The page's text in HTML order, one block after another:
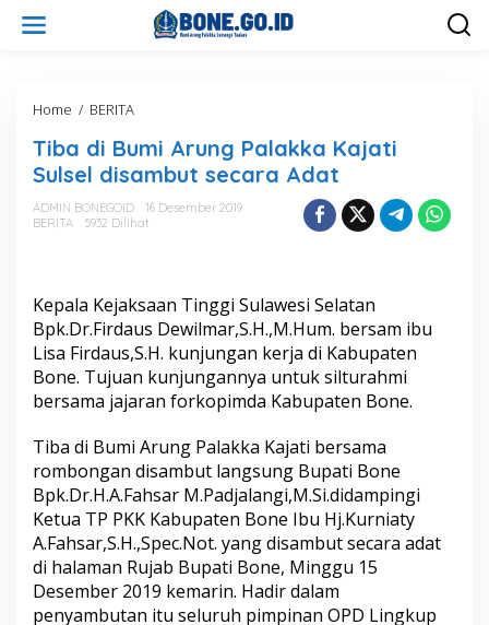
Home / BERITA
b
a
d
B
A
r
u
n
g
P
a
k
k
a
K
a
j
a
t
Tiba di Bumi Arung Palakka Kajati
Sulsel disambut secara Adat
ADMIN BONEGOID
16 Desember 2019
BERITA
5932 Dilihat
Kepala Kejaksaan Tinggi Sulawesi Selatan
Bpk.Dr.Firdaus Dewilmar,S.H.,M.Hum. bersam ibu
Lisa Firdaus,S.H. kunjungan kerja di Kabupaten
Bone. Tujuan kunjungannya untuk silturahmi
bersama jajaran forkopimda Kabupaten Bone.
Tiba di Bumi Arung Palakka Kajati bersama
rombongan disambut langsung Bupati Bone
Bpk.Dr.H.A.Fahsar M.Padjalangi,M.Si.didampingi
Ketua TP PKK Kabupaten Bone Ibu Hj.Kurniaty
A.Fahsar,S.H.,Spec.Not. yang disambut secara adat
di halaman Rujab Bupati Bone, Minggu 15
Desember 2019 kemarin. Hadir dalam
penyambutan itu seluruh pimpinan OPD Lingkup